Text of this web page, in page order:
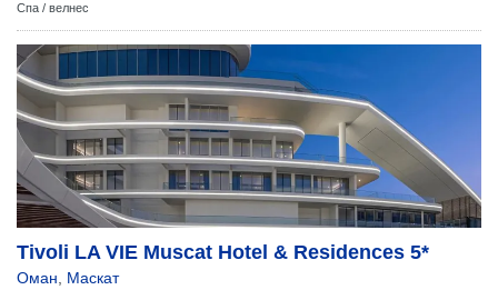
Спа / велнес
Tivoli LA VIE Muscat Hotel & Residences 5*
Оман Маскат